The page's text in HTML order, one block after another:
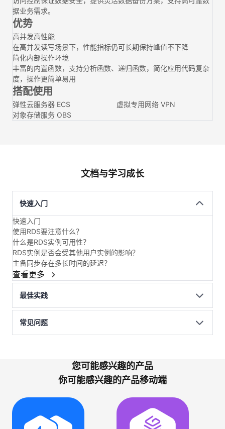
据业务需求。
优势
高并发高性能
在高并发读写场景下，性能指标仍可长期保持峰值不下降
简化内部操作环境
丰富的内置函数，支持分析函数、递归函数，简化应用代码复杂
度，操作更简单易用
搭配使用
弹性云服务器 ECS
虚拟专用网络 VPN
对象存储服务 OBS
文档与学习成长
快速入门
快速入门
使用RDS要注意什么？
什么是RDS实例可用性？
RDS实例是否会受其他用户实例的影响？
主备同步存在多长时间的延迟？
查看更多
最佳实践
常见问题
您可能感兴趣的产品
你可能感兴趣的产品移动端